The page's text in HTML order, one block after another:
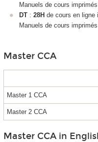
Manuels de cours imprimés
DT : 28H de cours en ligne
Manuels de cours imprimés
Master CCA
Master 1 CCA
Master 2 CCA
Master CCA in